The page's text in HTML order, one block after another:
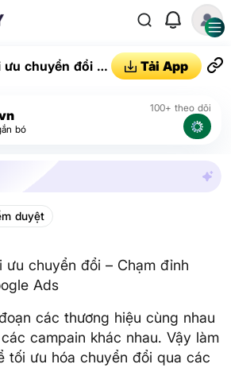
ưu chuyển đổi –
Tải App
bó
100+ theo dõi
duyệt
ưu chuyển đổi – Chạm đỉnh
Ads
các thương hiệu cùng nhau
campain khác nhau. Vậy làm
tối ưu hóa chuyển đổi qua các